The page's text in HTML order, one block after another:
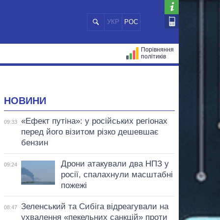
УКР РОС
Порівняння
політиків
НОВИНИ
09:33
«Ефект путіна»: у російських регіонах
перед його візитом різко дешевшає
бензин
09:24
Дрони атакували два НПЗ у
росії, спалахнули масштабні
пожежі
08:47
Зеленський та Сибіга відреагували на
ухвалення «пекельних санкцій» проти